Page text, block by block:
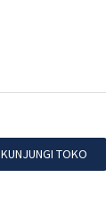
KUNJUNGI TOKO